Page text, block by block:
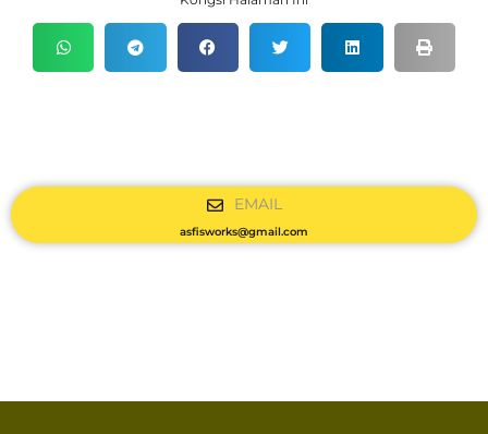
EMAIL
asfisworks@gmail.com